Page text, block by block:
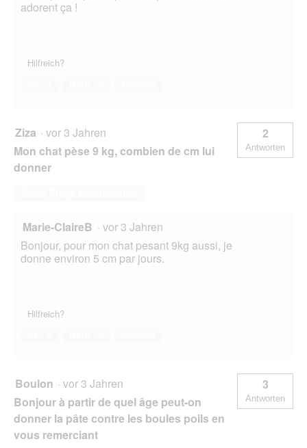
adorent ça !
Hilfreich?
Ziza · vor 3 Jahren
Mon chat pèse 9 kg, combien de cm lui
donner
2
Antworten
Marie-ClaireB · vor 3 Jahren
Bonjour, pour mon chat pesant 9kg aussi, je
donne environ 5 cm par jours.
Hilfreich?
Boulon · vor 3 Jahren
Bonjour à partir de quel âge peut-on
donner la pâte contre les boules poils en
vous remerciant
3
Antworten